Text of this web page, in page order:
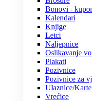
Bonovi -
Kalendari
Knjige
Letci
Naljepnice
Oslikavanje
Plakati
Pozivnice
Pozivnice za
Ulaznice/Karte
Vrećice